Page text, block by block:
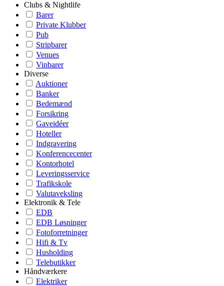
Clubs & Nightlife
Barer
Private Klubber
Pub
Stripbarer
Venues
Vinbarer
Diverse
Auktioner
Banker
Bedemænd
Forsikring
Gaveidéer
Hoteller
Indgravering
Konferencecenter
Kontorhotel
Leveringsservice
Trafikskole
Valutaveksling
Elektronik & Tele
EDB
EDB Løsninger
Fotoforretninger
Hifi & Tv
Husholding
Telebutikker
Håndværkere
Elektriker